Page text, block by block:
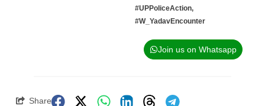
#UPPoliceAction,
#W_YadavEncounter
Join us on Whatsapp
Share